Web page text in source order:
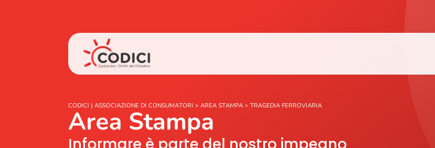
CODICI | ASSOCIAZIONE DI CONSUMATORI > AREA STAMPA > TRAGEDIA FERROVIARIA
Area Stampa